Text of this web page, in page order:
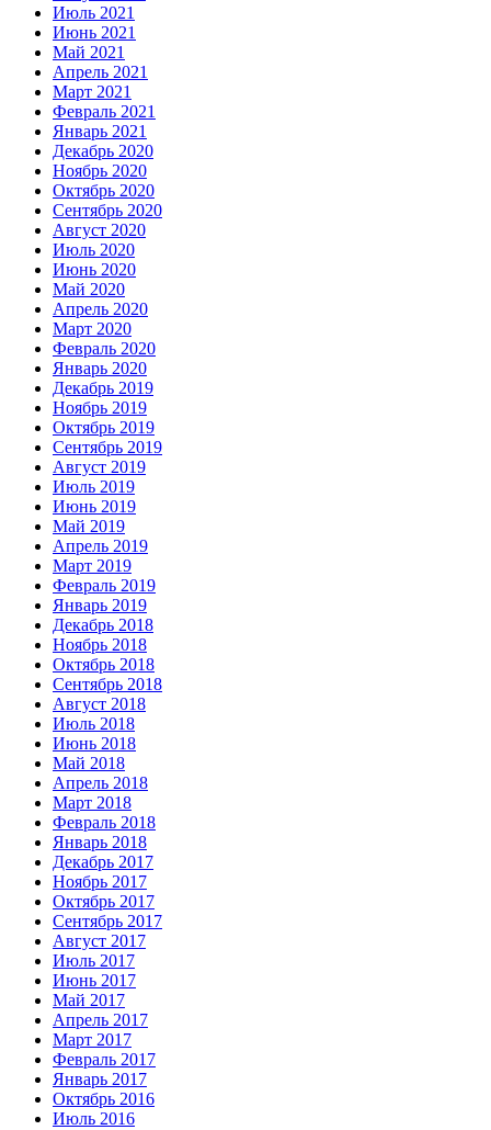
Июль 2021
Июнь 2021
Май 2021
Апрель 2021
Март 2021
Февраль 2021
Январь 2021
Декабрь 2020
Ноябрь 2020
Октябрь 2020
Сентябрь 2020
Август 2020
Июль 2020
Июнь 2020
Май 2020
Апрель 2020
Март 2020
Февраль 2020
Январь 2020
Декабрь 2019
Ноябрь 2019
Октябрь 2019
Сентябрь 2019
Август 2019
Июль 2019
Июнь 2019
Май 2019
Апрель 2019
Март 2019
Февраль 2019
Январь 2019
Декабрь 2018
Ноябрь 2018
Октябрь 2018
Сентябрь 2018
Август 2018
Июль 2018
Июнь 2018
Май 2018
Апрель 2018
Март 2018
Февраль 2018
Январь 2018
Декабрь 2017
Ноябрь 2017
Октябрь 2017
Сентябрь 2017
Август 2017
Июль 2017
Июнь 2017
Май 2017
Апрель 2017
Март 2017
Февраль 2017
Январь 2017
Октябрь 2016
Июль 2016